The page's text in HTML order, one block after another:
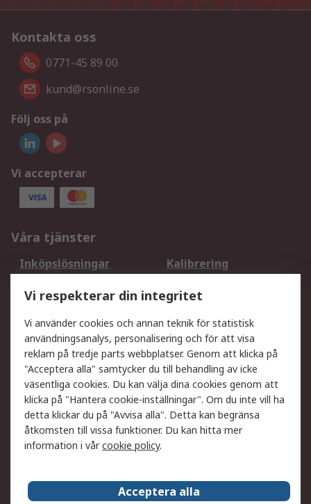
Kontakta oss
0771-45 89 00
kund@rsonline.se
Följ oss på
Vi accepterar
Våra tjänster
Inköpslösningar
Kalibrering
DesignSpark
Teknisk Support
Ditt lokala säljteam
Exportlösningar
Support
Få hjälp
Retur av varor
Leverans
Spåra din order
Begär en fakturakopi
Fördelar med RS-konto
Betalningsalternativ
Vi respekterar din integritet
Vi använder cookies och annan teknik för statistisk
användningsanalys, personalisering och för att visa
reklam på tredje parts webbplatser. Genom att klicka på
"Acceptera alla" samtycker du till behandling av icke
väsentliga cookies. Du kan välja dina cookies genom att
klicka på "Hantera cookie-inställningar". Om du inte vill ha
detta klickar du på "Avvisa alla". Detta kan begränsa
åtkomsten till vissa funktioner. Du kan hitta mer
information i vårcookie policy.
Acceptera alla